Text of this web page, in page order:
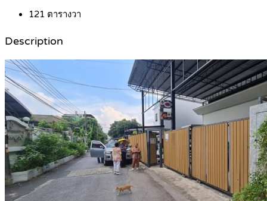
121 ตารางวา
Description